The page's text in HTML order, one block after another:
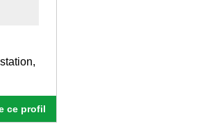
ce profil